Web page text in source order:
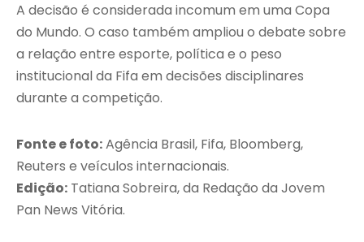
A decisão é considerada incomum em uma Copa
do Mundo. O caso também ampliou o debate sobre
a relação entre esporte, política e o peso
institucional da Fifa em decisões disciplinares
durante a competição.
Fonte e foto:Agência Brasil, Fifa, Bloomberg,
Reuters e veículos internacionais.
Edição: Tatiana Sobreira, da Redação da Jovem
Pan News Vitória.